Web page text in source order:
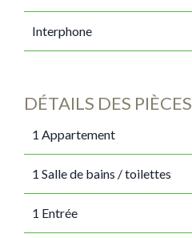
Interphone
DÉTAILS DES PIÈCES
1 Appartement
1 Salle de bains / toilettes
1 Entrée